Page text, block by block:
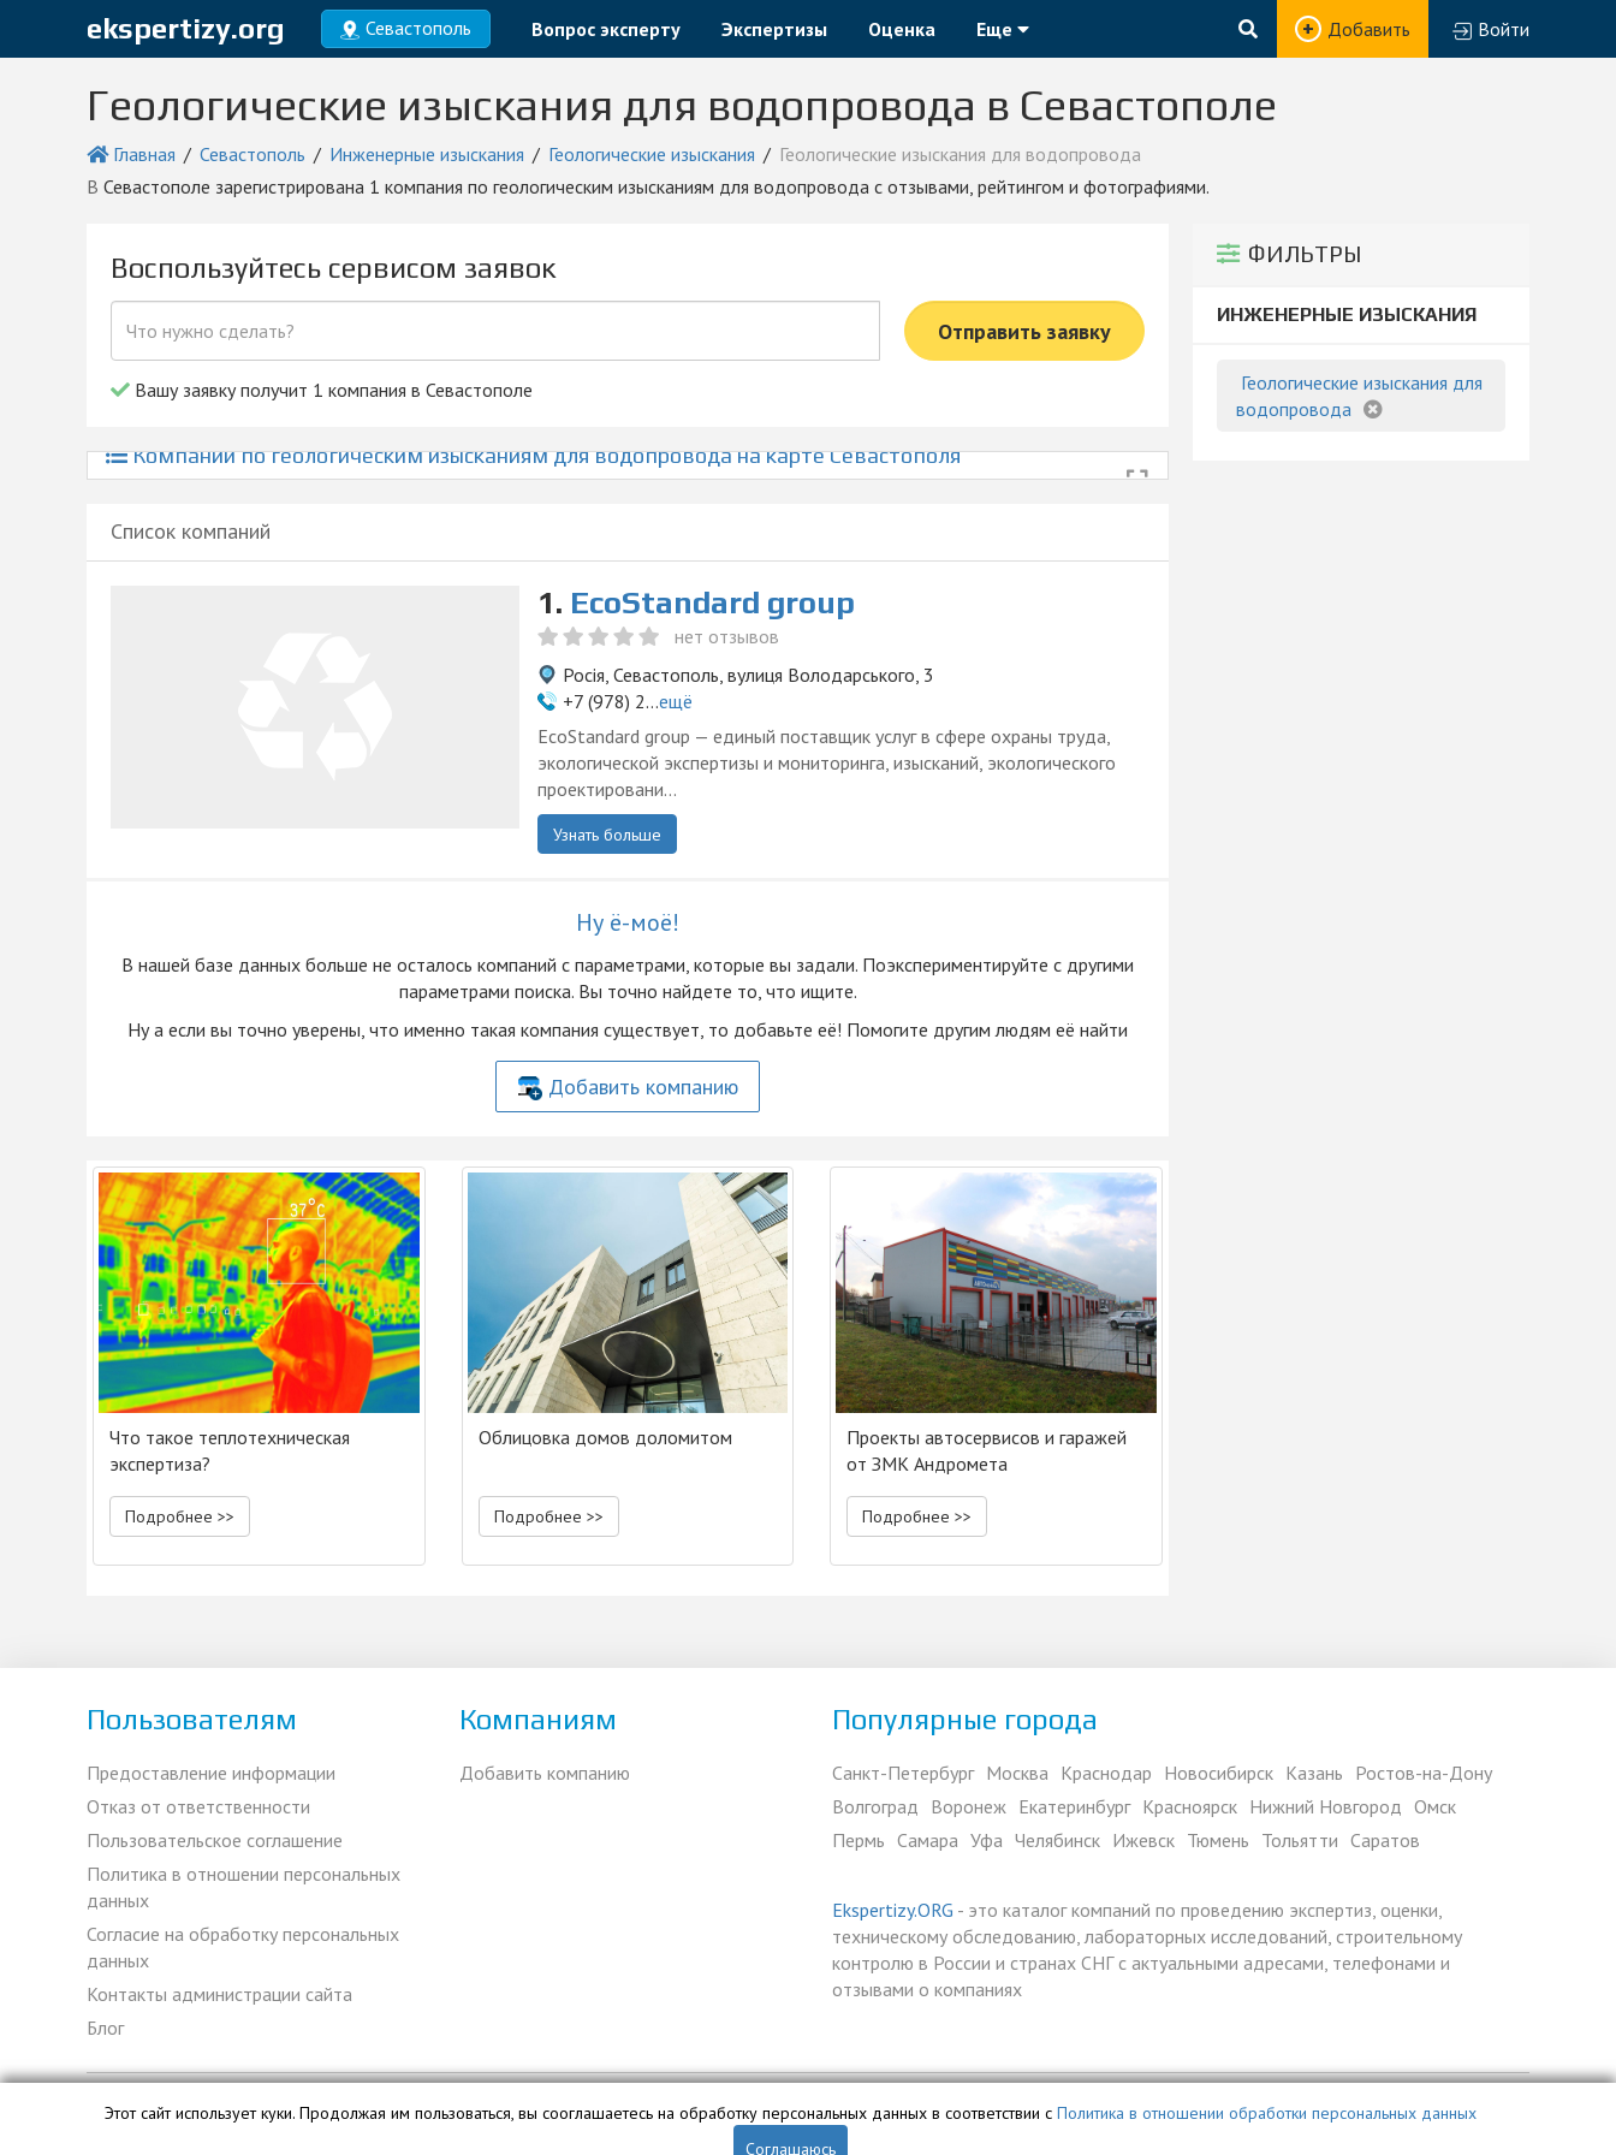
ekspertizy.org Севастополь Вопрос эксперту Экспертизы Оценка Еще Добавить Войти
Геологические изыскания для водопровода в Севастополе
Главная Севастополь Инженерные изыскания Геологические изыскания
Геологические изыскания для водопровода
в Севастополе зарегистрирована 1 компания по геологическим изысканиям для водопровода с отзывами, рейтингом и фотографиями.
ФИЛЬТРЫ
ИНЖЕНЕРНЫЕ ИЗЫСКАНИЯ
Геологические изыскания для
водопровода
Воспользуйтесь сервисом заявок
Отправить заявку
Вашу заявку получит 1 компания в Севастополе
Компании по геологическим изысканиям для водопровода на карте Севастополя
Список компаний
1. EcoStandard group
нет отзывов
Росія, Севастополь, вулиця Володарського, 3
+7 (978) 2...ещё
EcoStandard group — единый поставщик услуг в сфере охраны труда,
экологической экспертизы и мониторинга, изысканий, экологического
проектировани...
Узнать больше
Ну ё-моё!
В нашей базе данных больше не осталоcь компаний с параметрами, которые вы задали. Поэкспериментируйте с другими
параметрами поиска. Вы точно найдете то, что ищите.
Ну а если вы точно уверены, что именно такая компания существует, то добавьте её! Помогите другим людям её найти
Добавить компанию
Что такое теплотехническая
экспертиза?
Подробнее >>
Облицовка домов доломитом
Подробнее >>
Проекты автосервисов и гаражей
от ЗМК Андромета
Подробнее >>
Пользователям
Предоставление информации
Отказ от ответственности
Пользовательское соглашение
Политика в отношении персональных
данных
Согласие на обработку персональных
данных
Контакты администрации сайта
Блог
Компаниям
Добавить компанию
Популярные города
Санкт-Петербург Москва Краснодар Новосибирск Казань Ростов-на-Дону
Волгоград Воронеж Екатеринбург Красноярск Нижний Новгород Омск
Пермь Самара Уфа Челябинск Ижевск Тюмень Тольятти Саратов
Ekspertizy.ORG - это каталог компаний по проведению экспертиз, оценки,
техническому обследованию, лабораторных исследований, строительному
контролю в России и странах СНГ с актуальными адресами, телефонами и
отзывами о компаниях
База данных сайта ekspertizy.org является интеллектуальной собственностью ООО «Профит» и охраняется законом.
Этот сайт использует куки. Продолжая им пользоваться, вы сооглашаетесь на обработку персональных данных в соответствии с Политика в отношении обработки персональных данных
Соглашаюсь